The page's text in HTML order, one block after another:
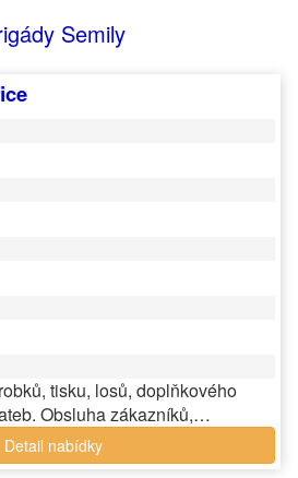
Semily
tisku, losů, doplňkového
Obsluha zákazníků,…
Detail nabídky